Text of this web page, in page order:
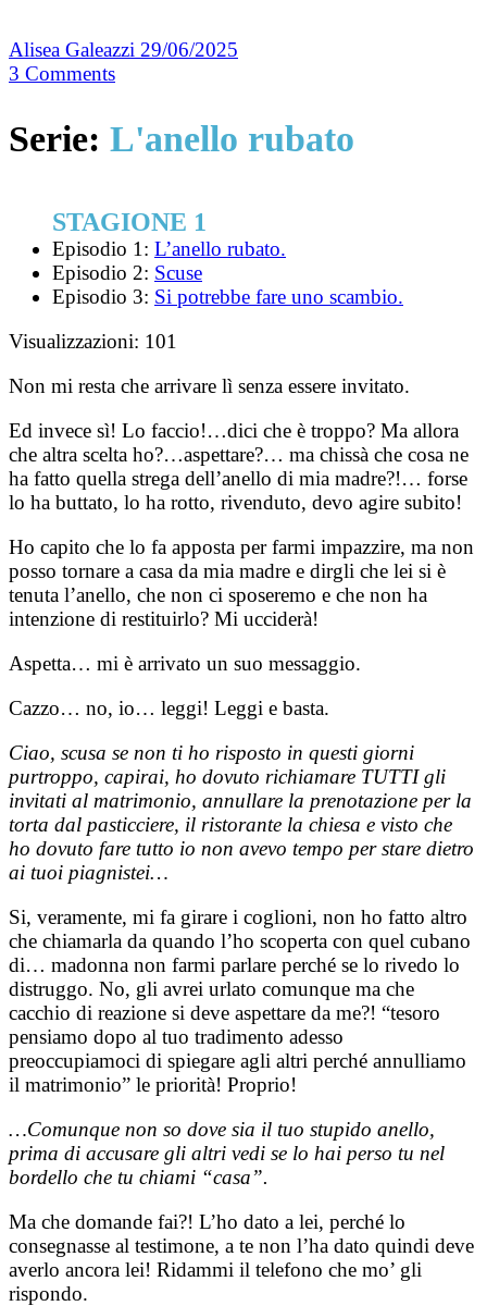
Alisea Galeazzi 29/06/2025
3 Comments
Serie: L'anello rubato
STAGIONE 1
Episodio 1: L’anello rubato.
Episodio 2: Scuse
Episodio 3: Si potrebbe fare uno scambio.
Visualizzazioni: 101
Non mi resta che arrivare lì senza essere invitato.
Ed invece sì! Lo faccio!…dici che è troppo? Ma allora
che altra scelta ho?…aspettare?… ma chissà che cosa ne
ha fatto quella strega dell’anello di mia madre?!… forse
lo ha buttato, lo ha rotto, rivenduto, devo agire subito!
Ho capito che lo fa apposta per farmi impazzire, ma non
posso tornare a casa da mia madre e dirgli che lei si è
tenuta l’anello, che non ci sposeremo e che non ha
intenzione di restituirlo? Mi ucciderà!
Aspetta… mi è arrivato un suo messaggio.
Cazzo… no, io… leggi! Leggi e basta.
Ciao, scusa se non ti ho risposto in questi giorni
purtroppo, capirai, ho dovuto richiamare TUTTI gli
invitati al matrimonio, annullare la prenotazione per la
torta dal pasticciere, il ristorante la chiesa e visto che
ho dovuto fare tutto io non avevo tempo per stare dietro
ai tuoi piagnistei…
Si, veramente, mi fa girare i coglioni, non ho fatto altro
che chiamarla da quando l’ho scoperta con quel cubano
di… madonna non farmi parlare perché se lo rivedo lo
distruggo. No, gli avrei urlato comunque ma che
cacchio di reazione si deve aspettare da me?! “tesoro
pensiamo dopo al tuo tradimento adesso
preoccupiamoci di spiegare agli altri perché annulliamo
il matrimonio” le priorità! Proprio!
…Comunque non so dove sia il tuo stupido anello,
prima di accusare gli altri vedi se lo hai perso tu nel
bordello che tu chiami “casa”.
Ma che domande fai?! L’ho dato a lei, perché lo
consegnasse al testimone, a te non l’ha dato quindi deve
averlo ancora lei! Ridammi il telefono che mo’ gli
rispondo.